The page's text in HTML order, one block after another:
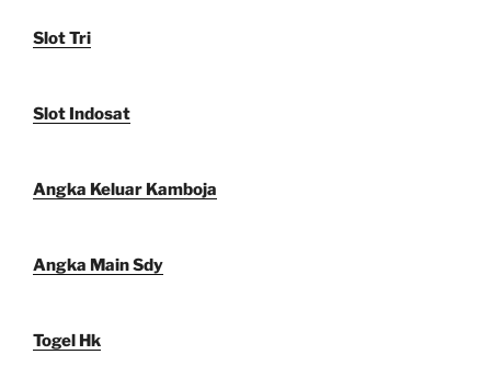
Slot Tri
Slot Indosat
Angka Keluar Kamboja
Angka Main Sdy
Togel Hk